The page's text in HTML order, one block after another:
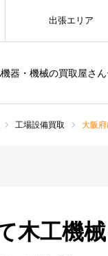
器・機械の買取屋さ
出張エリア
工場設備買取 大阪府
木工機